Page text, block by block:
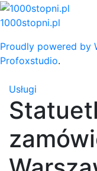
Skip
to
1000stopni.pl
Proudly powered by
Profoxstudio.
Usługi